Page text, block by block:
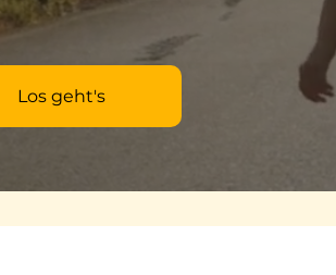
Los geht's